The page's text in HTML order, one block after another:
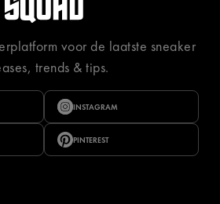
voor de laatste sneaker
trends & tips.
INSTAGRAM
PINTEREST